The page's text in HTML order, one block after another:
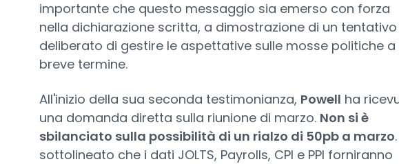
importante che questo messaggio sia emerso con forza
nella dichiarazione scritta, a dimostrazione di un tentativo
deliberato di gestire le aspettative sulle mosse politiche a
breve termine.
All'inizio della sua seconda testimonianza, Powell ha
una domanda diretta sulla riunione di marzo. Non si è
sbilanciato sulla possibilità di un rialzo di 50pb a marzo
sottolineato che i dati JOLTS, Payrolls, CPI e PPI forniranno